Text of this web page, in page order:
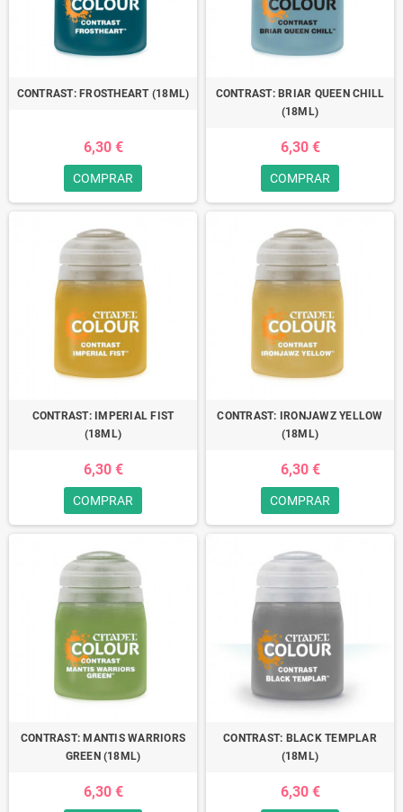
CONTRAST: FROSTHEART (18ML)
6,30 €
COMPRAR
CONTRAST: BRIAR QUEEN CHILL
(18ML)
6,30 €
COMPRAR
CONTRAST: IMPERIAL FIST
(18ML)
6,30 €
COMPRAR
CONTRAST: IRONJAWZ YELLOW
(18ML)
6,30 €
COMPRAR
CONTRAST: MANTIS WARRIORS
GREEN (18ML)
6,30 €
CONTRAST: BLACK TEMPLAR
(18ML)
6,30 €